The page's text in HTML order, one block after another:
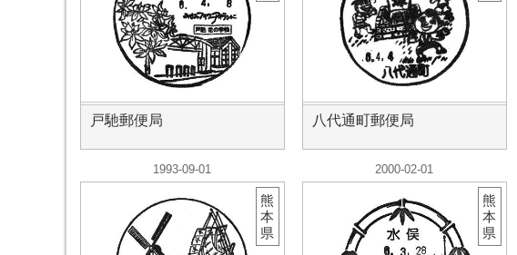
戸馳郵便局 八代通町郵便局
1993-09-01
熊
本
県
2000-02-01
熊
本
県